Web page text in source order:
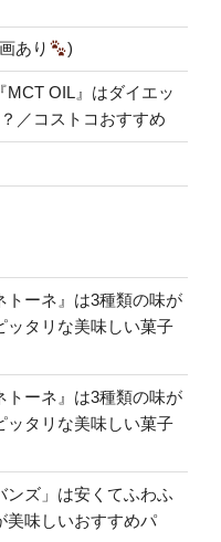
あり )
MCT OIL』はダイエッ
／コストコおすすめ
トーネ』は3種類の味が
ッタリな美味しい菓子
トーネ』は3種類の味が
ッタリな美味しい菓子
ンズ」は安くてふわふ
美味しいおすすめパ